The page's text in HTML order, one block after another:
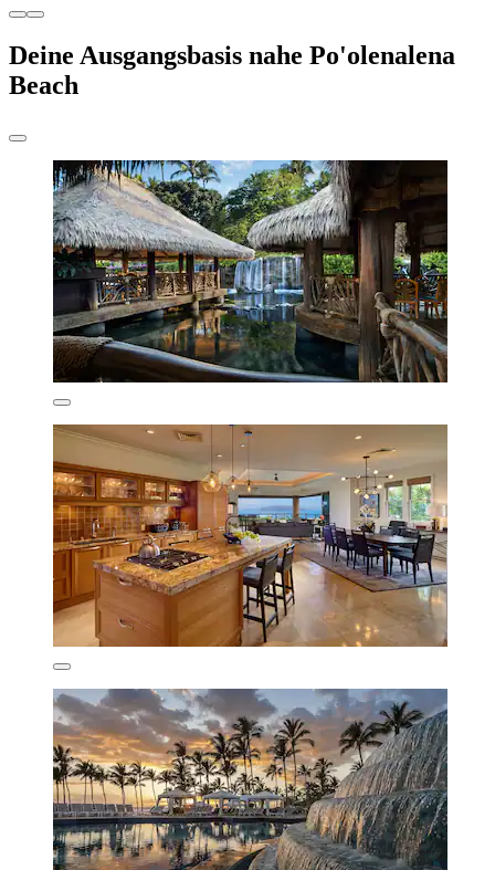
Deine Ausgangsbasis nahe Po'olenalena
Beach